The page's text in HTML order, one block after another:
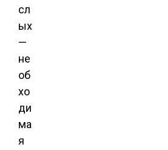
сл
ых
—
не
об
хо
ди
ма
я